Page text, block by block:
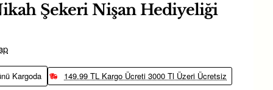
Şekeri Nişan Hediyeliği
Kargoda 149.99 TL Kargo Ücreti 3000 Tl Üzeri Ücretsiz